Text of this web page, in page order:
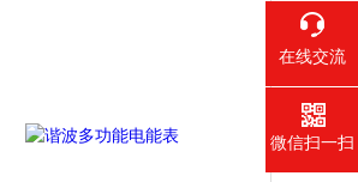
在线交流
微信扫一扫